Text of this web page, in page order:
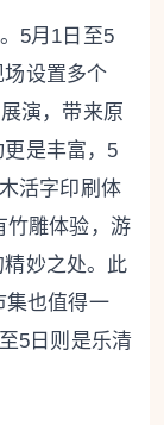
5月1日至5
场设置多个
演，带来原
是丰富，5
活字印刷体
竹雕体验，游
妙之处。此
集也值得一
5日则是乐清